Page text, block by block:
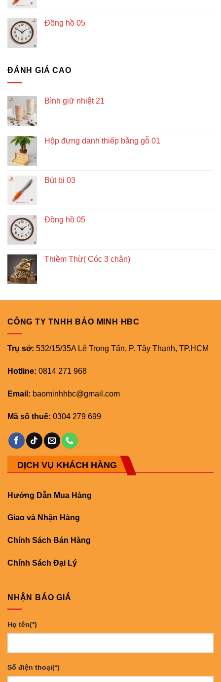
Đồng hồ 05
ĐÁNH GIÁ CAO
Bình giữ nhiệt 21
Hộp đựng danh thiếp bằng gỗ 01
Bút bi 03
Đồng hồ 05
Thiềm Thừ( Cóc 3 chân)
CÔNG TY TNHH BẢO MINH HBC
Trụ sở: 532/15/35A Lê Trọng Tấn, P. Tây Thạnh, TP.HCM
Hotline: 0814 271 968
Email: baominhhbc@gmail.com
Mã số thuế: 0304 279 699
DỊCH VỤ KHÁCH HÀNG
Hướng Dẫn Mua Hàng
Giao và Nhận Hàng
Chính Sách Bán Hàng
Chính Sách Đại Lý
NHẬN BÁO GIÁ
Họ tên(*)
Số điện thoại(*)